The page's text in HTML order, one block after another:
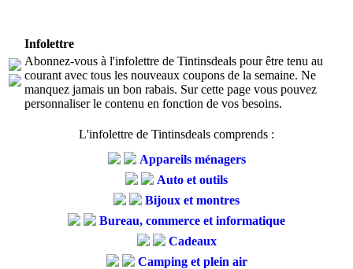
Infolettre
Abonnez-vous à l'infolettre de Tintinsdeals pour être tenu au
courant avec tous les nouveaux coupons de la semaine. Ne
manquez jamais un bon rabais. Sur cette page vous pouvez
personnaliser le contenu en fonction de vos besoins.
L'infolettre de Tintinsdeals comprends :
Appareils ménagers
Auto et outils
Bijoux et montres
Bureau, commerce et informatique
Cadeaux
Camping et plein air